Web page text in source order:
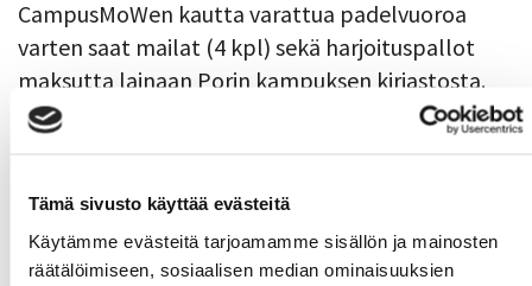
Tämä sivusto käyttää evästeitä
Käytämme evästeitä tarjoamamme sisällön ja mainosten
räätälöimiseen, sosiaalisen median ominaisuuksien
CampusMoWen kautta varattua padelvuoroa
varten saat mailat (4 kpl) sekä harjoituspallot
maksutta lainaan Porin kampuksen kirjastosta.
Mailoja voi myös vuokrata halleilta
Mailat on lainattavissa pelipäivänä klo 14
jälkeen ja mailat tulee palauttaa seuraavana
päivänä klo 14 mennessä.